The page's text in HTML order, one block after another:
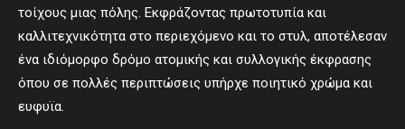
τοίχους μιας πόλης. Εκφράζοντας πρωτοτυπία και
καλλιτεχνικότητα στο περιεχόμενο και το στυλ, αποτέλεσαν
ένα ιδιόμορφο δρόμο ατομικής και συλλογικής έκφρασης
όπου σε πολλές περιπτώσεις υπήρχε ποιητικό χρώμα και
ευφυϊα.